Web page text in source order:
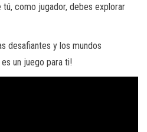
tú, como jugador, debes explorar
desafiantes y los mundos
un juego para ti!